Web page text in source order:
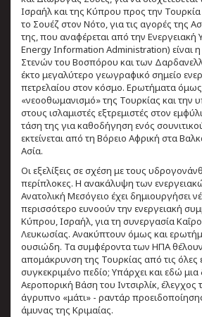
Ισραήλ και της Κύπρου προς την
το Σουέζ στον Νότο, για τις αγορές της
της, που αναφέρεται από την
Energy Information Administration) είναι
Στενών του Βοσπόρου και των
έκτο μεγαλύτερο γεωγραφικό σημείο
πετρελαίου στον κόσμο. Ερωτήματα
«νεοοθωμανισμό» της Τουρκίας και την
στους ισλαμιστές εξτρεμιστές στον
τάση της για καθοδήγηση ενός
εκτείνεται από τη Βόρειο Αφρική στα
Ασία.
Οι εξελίξεις σε σχέση με τους
περίπλοκες. Η ανακάλυψη των
Ανατολική Μεσόγειο έχει δημιουργήσει
περισσότερο ευνοούν την ενεργειακή
Κύπρου, Ισραήλ, για τη συνεργασία
Λευκωσίας. Ανακύπτουν όμως και
ουσιώδη. Τα συμφέροντα των ΗΠΑ
απομάκρυνση της Τουρκίας από τις όλες
συγκεκριμένο πεδίο; Υπάρχει και εδώ
Αεροπορική Βάση του Ιντσιρλίκ, έλεγχος
άγρυπνο «μάτι» - ραντάρ
άμυνας της Κριμαίας.